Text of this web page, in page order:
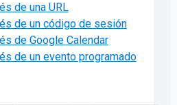
de una URL
de un código de sesión
de Google Calendar
de un evento programado